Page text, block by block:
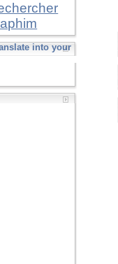
into your